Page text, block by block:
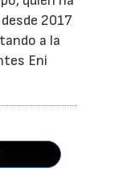
2017
a la
Eni